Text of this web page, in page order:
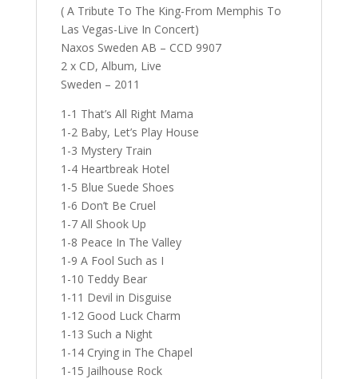
( A Tribute To The King-From Memphis To
Las Vegas-Live In Concert)
Naxos Sweden AB – CCD 9907
2 x CD, Album, Live
Sweden – 2011
1-1 That’s All Right Mama
1-2 Baby, Let’s Play House
1-3 Mystery Train
1-4 Heartbreak Hotel
1-5 Blue Suede Shoes
1-6 Don’t Be Cruel
1-7 All Shook Up
1-8 Peace In The Valley
1-9 A Fool Such as I
1-10 Teddy Bear
1-11 Devil in Disguise
1-12 Good Luck Charm
1-13 Such a Night
1-14 Crying in The Chapel
1-15 Jailhouse Rock